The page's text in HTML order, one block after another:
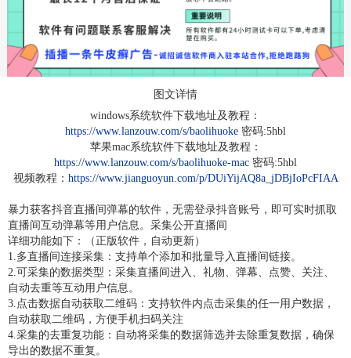
图文详情
windows系统软件下载地址及教程：
https://www.lanzouw.com/s/baolihuoke 密码:5hbl
苹果mac系统软件下载地址及教程：
https://www.lanzouw.com/s/baolihuoke-mac 密码:5hbl
视频教程： https://www.jianguoyun.com/p/DUiYijAQ8a_jDBjIoPcFIAA
暴力获客抖音直播间弹幕的软件，无需登录抖音账号，即可实时抓取
直播间互动弹幕等用户信息。采集公开直播间
详细功能如下：（正版软件，自动更新）
1.多直播间连接采集：支持单个添加和批量导入直播间链接。
2.可采集的数据类型：采集直播间进入、礼物、弹幕、点赞、关注、
自动去重等互动用户信息。
3.点击数据自动获取二维码：支持软件内点击采集的任一用户数据，
自动获取二维码，方便手机扫码关注
4.采集的去重复功能：自动将采集的数据筛选并去除重复数据，确保
导出的数据不重复。